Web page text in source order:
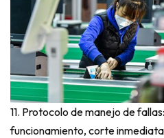
11. Protocolo de manejo de
funcionamiento, corte